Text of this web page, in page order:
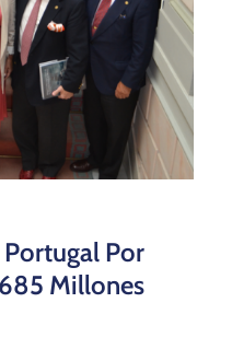
Por
Millones